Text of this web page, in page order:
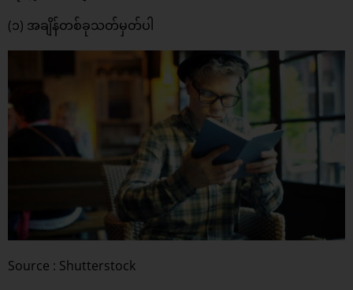
(၁) အချိန်တစ်ခုသတ်မှတ်ပါ
Source : Shutterstock